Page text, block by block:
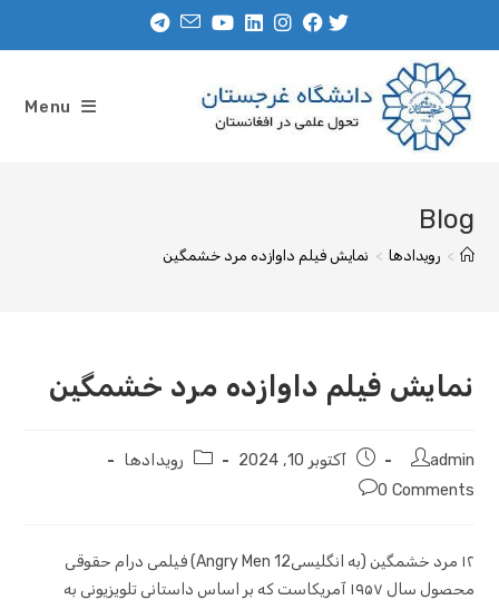
Menu
Blog
> رویدادها > نمایش فیلم داوازده مرد خشمگین
نمایش فیلم داوازده مرد خشمگین
admin آکتوبر 10, 2024
رویدادها
0 Comments
۱۲ مرد خشمگین (به انگلیسی12 Angry Men) فیلمی درام حقوقی
محصول سال ۱۹۵۷ آمریکاست که بر اساس داستانی تلویزیونی به